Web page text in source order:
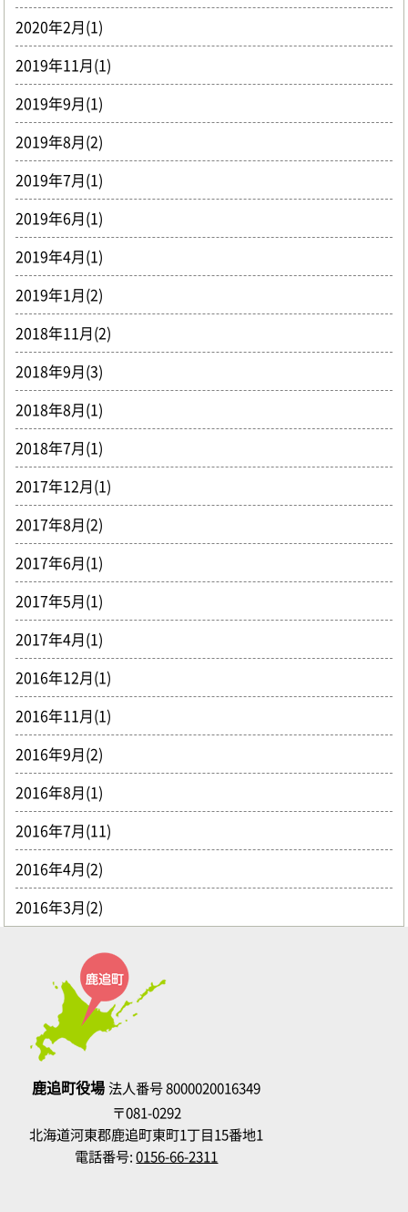
2020年2月(1)
2019年11月(1)
2019年9月(1)
2019年8月(2)
2019年7月(1)
2019年6月(1)
2019年4月(1)
2019年1月(2)
2018年11月(2)
2018年9月(3)
2018年8月(1)
2018年7月(1)
2017年12月(1)
2017年8月(2)
2017年6月(1)
2017年5月(1)
2017年4月(1)
2016年12月(1)
2016年11月(1)
2016年9月(2)
2016年8月(1)
2016年7月(11)
2016年4月(2)
2016年3月(2)
鹿追町役場法人番号 8000020016349
〒081-0292
北海道河東郡鹿追町東町1丁目15番地1
電話番号:0156-66-2311